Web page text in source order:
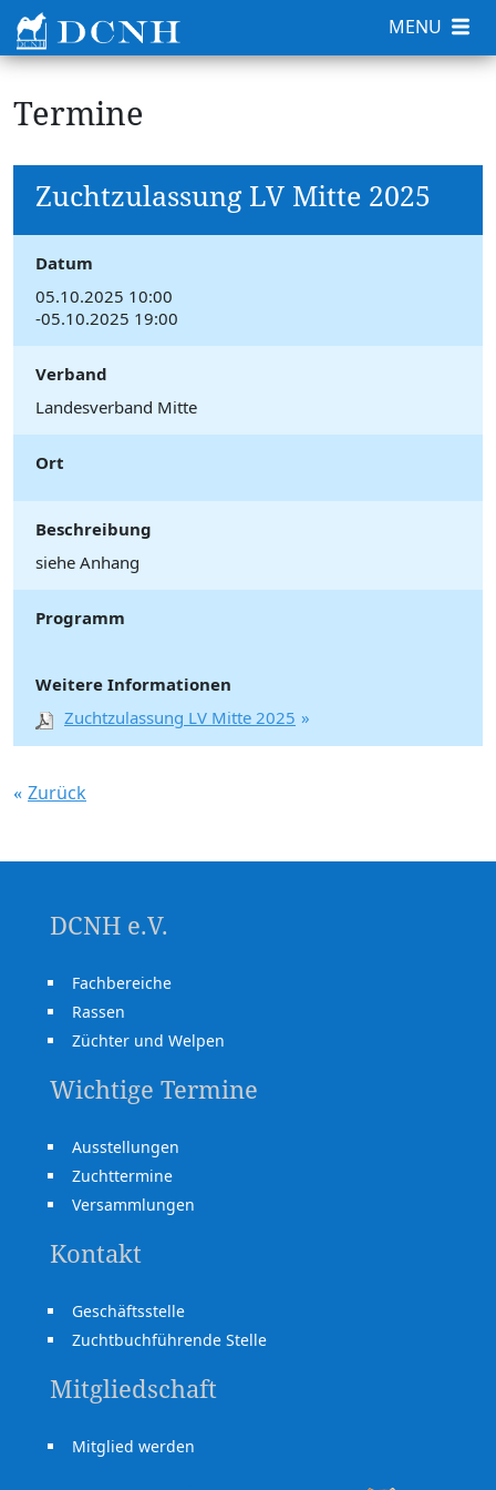
Termine
Zuchtzulassung LV Mitte 2025
Datum
05.10.2025 10:00
-05.10.2025 19:00
Verband
Landesverband Mitte
Ort
Beschreibung
siehe Anhang
Programm
Weitere Informationen
Zuchtzulassung LV Mitte 2025
Zurück
DCNH e.V.
Fachbereiche
Rassen
Züchter und Welpen
Wichtige Termine
Ausstellungen
Zuchttermine
Versammlungen
Kontakt
Geschäftsstelle
Zuchtbuchführende Stelle
Mitgliedschaft
Mitglied werden
MENU